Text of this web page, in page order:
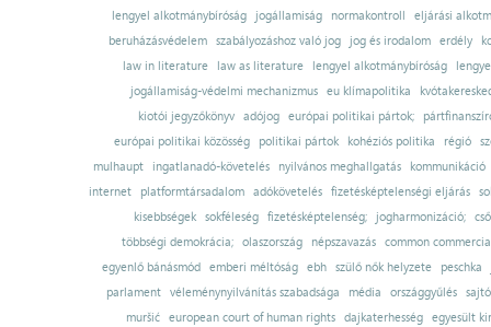
lengyel alkotmánybíróság
jogállamiság normakontroll
eljárási
beruházásvédelem
szabályozáshoz való jog jog és irodalom erdély
law in literature
law as literature lengyel alkotmánybíróság
jogállamiság-védelmi mechanizmus
eu klímapolitika
kiotói jegyzőkönyv adójog európai politikai pártok;
európai politikai közösség
politikai pártok kohéziós politika régió
mulhaupt
ingatlanadó-követelés nyilvános meghallgatás
kommunikáció
internet
platformtársadalom adókövetelés fizetésképtelenségi eljárás
kisebbségek sokféleség fizetésképtelenség; jogharmonizáció;
többségi demokrácia; olaszország népszavazás common
egyenlő bánásmód emberi méltóság ebh szülő nők helyzete
peschka
parlament
véleménynyilvánítás szabadsága média országgyűlés
muršić
european court of human rights dajkaterhesség
egyesült